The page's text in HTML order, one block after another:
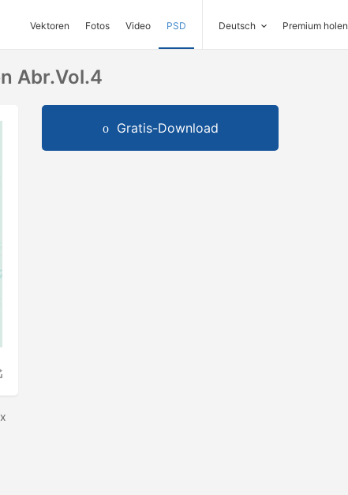
Vektoren Fotos Video PSD Deutsch Premium holen
Abr.Vol.4
Gratis-Download